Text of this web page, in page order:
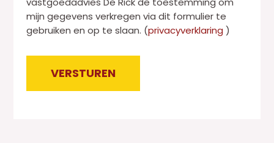
r
a
a
t
mijn gegevens verkregen via dit formulier te
gebruiken en op te slaan. (privacyverklaring )
VERSTUREN